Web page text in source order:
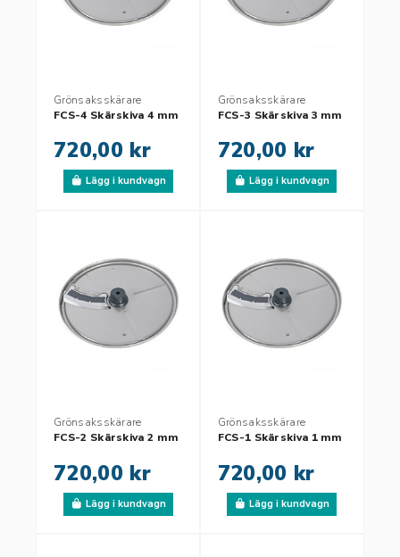
Grönsaksskärare
FCS-4 Skärskiva 4 mm
720,00 kr
Lägg i kundvagn
Grönsaksskärare
FCS-3 Skärskiva 3 mm
720,00 kr
Lägg i kundvagn
Grönsaksskärare
FCS-2 Skärskiva 2 mm
720,00 kr
Lägg i kundvagn
Grönsaksskärare
FCS-1 Skärskiva 1 mm
720,00 kr
Lägg i kundvagn